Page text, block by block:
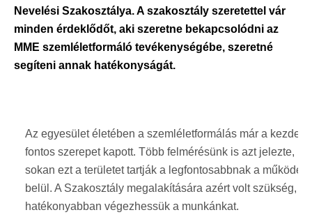
Nevelési Szakosztálya. A szakosztály szeretettel vár
minden érdeklődőt, aki szeretne bekapcsolódni az
MME szemléletformáló tevékenységébe, szeretné
segíteni annak hatékonyságát.
Az egyesület életében a szemléletformálás már a
fontos szerepet kapott. Több felmérésünk is azt jelezte,
sokan ezt a területet tartják a legfontosabbnak a
belül. A Szakosztály megalakítására azért volt szükség,
hatékonyabban végezhessük a munkánkat.